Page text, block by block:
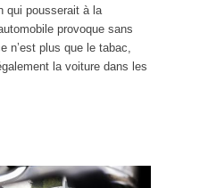
qui pousserait à la
provoque sans
n’est plus que le tabac,
la voiture dans les